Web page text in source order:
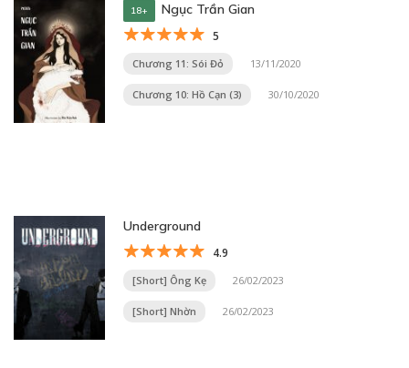
18+ Ngục Trần Gian
5
Chương 11: Sói Đỏ 13/11/2020
Chương 10: Hồ Cạn (3) 30/10/2020
Underground
4.9
[Short] Ông Kẹ 26/02/2023
[Short] Nhờn 26/02/2023